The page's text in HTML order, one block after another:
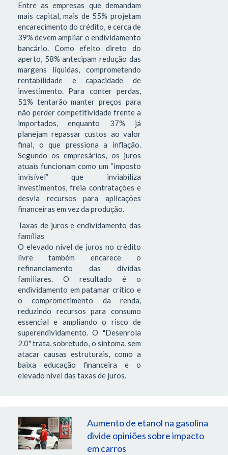
Entre as empresas que demandam
mais capital, mais de 55% projetam
encarecimento do crédito, e cerca de
39% devem ampliar o endividamento
bancário. Como efeito direto do
aperto, 58% antecipam redução das
margens líquidas, comprometendo
rentabilidade e capacidade de
investimento. Para conter perdas,
51% tentarão manter preços para
não perder competitividade frente a
importados, enquanto 37% já
planejam repassar custos ao valor
final, o que pressiona a inflação.
Segundo os empresários, os juros
atuais funcionam como um “imposto
invisível” que inviabiliza
investimentos, freia contratações e
desvia recursos para aplicações
financeiras em vez da produção.
Taxas de juros e endividamento das
famílias
O elevado nível de juros no crédito
livre também encarece o
refinanciamento das dívidas
familiares. O resultado é o
endividamento em patamar crítico e
o comprometimento da renda,
reduzindo recursos para consumo
essencial e ampliando o risco de
superendividamento. O "Desenrola
2.0" trata, sobretudo, o sintoma, sem
atacar causas estruturais, como a
baixa educação financeira e o
elevado nível das taxas de juros.
Aumento de etanol na gasolina
divide opiniões sobre impacto
em carros